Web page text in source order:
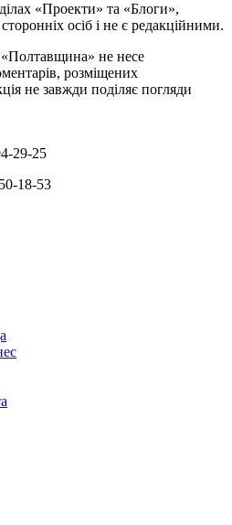
«Проекти» та «Блоги»,
осіб і не є редакційними.
«Полтавщина» не несе
розміщених
не завжди поділяє погляди
29-25
18-53